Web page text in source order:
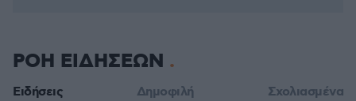
ΡΟΗ ΕΙΔΗΣΕΩΝ
Ειδήσεις Δημοφιλή Σχολιασμένα